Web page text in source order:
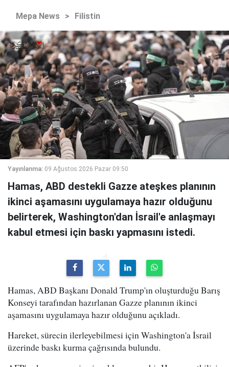
Mepa News > Filistin
Yayınlanma: 09 Ağustos 2026 Pazar 09:50
Hamas, ABD destekli Gazze ateşkes planının
ikinci aşamasını uygulamaya hazır olduğunu
belirterek, Washington'dan İsrail'e anlaşmayı
kabul etmesi için baskı yapmasını istedi.
Hamas, ABD Başkanı Donald Trump'ın oluşturduğu Barış
Konseyi tarafından hazırlanan Gazze planının ikinci
aşamasını uygulamaya hazır olduğunu açıkladı.
Hareket, sürecin ilerleyebilmesi için Washington'a İsrail
üzerinde baskı kurma çağrısında bulundu.